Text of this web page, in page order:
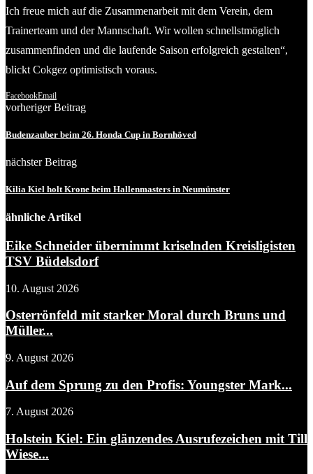
Ich freue mich auf die Zusammenarbeit mit dem Verein, dem
Trainerteam und der Mannschaft. Wir wollen schnellstmöglich
zusammenfinden und die laufende Saison erfolgreich gestalten“,
blickt Cokgez optimistisch voraus.
FacebookEmail
vorheriger Beitrag
Budenzauber beim 26. Honda Cup in Bornhöved
nächster Beitrag
Kilia Kiel holt Krone beim Hallenmasters in Neumünster
ähnliche Artikel
Eike Schneider übernimmt kriselnden Kreisligisten
TSV Büdelsdorf
10. August 2026
Osterrönfeld mit starker Moral durch Bruns und
Müller...
9. August 2026
Auf dem Sprung zu den Profis: Youngster Mark...
7. August 2026
Holstein Kiel: Ein glänzendes Ausrufezeichen mit Till
Wiese...